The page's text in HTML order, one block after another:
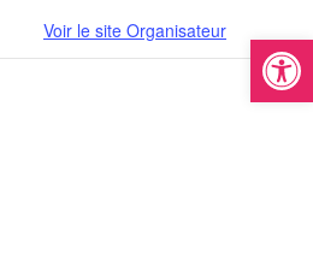
Ouvrir
Voir le site Organisateur